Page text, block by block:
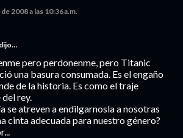
2008 a las 10:36 a.m.
pero perdonenme, pero Titanic
una basura consumada. Es el engaño
de la historia. Es como el traje
rey.
se atreven a endilgarnosla a nosotras
cinta adecuada para nuestro género?